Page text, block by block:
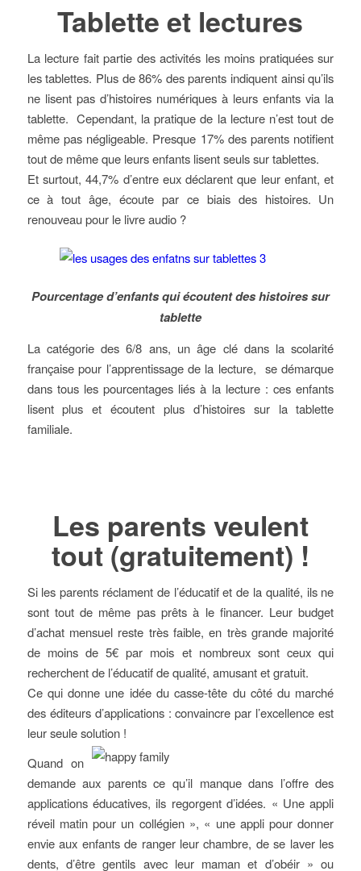
Tablette et lectures
La lecture fait partie des activités les moins pratiquées sur
les tablettes. Plus de 86% des parents indiquent ainsi qu’ils
ne lisent pas d’histoires numériques à leurs enfants via la
tablette. Cependant, la pratique de la lecture n’est tout de
même pas négligeable. Presque 17% des parents notifient
tout de même que leurs enfants lisent seuls sur tablettes.
Et surtout, 44,7% d’entre eux déclarent que leur enfant, et
ce à tout âge, écoute par ce biais des histoires. Un
renouveau pour le livre audio ?
Pourcentage d’enfants qui écoutent des histoires sur
tablette
La catégorie des 6/8 ans, un âge clé dans la scolarité
française pour l’apprentissage de la lecture, se démarque
dans tous les pourcentages liés à la lecture : ces enfants
lisent plus et écoutent plus d’histoires sur la tablette
familiale.
Les parents veulent
tout (gratuitement) !
Si les parents réclament de l’éducatif et de la qualité, ils ne
sont tout de même pas prêts à le financer. Leur budget
d’achat mensuel reste très faible, en très grande majorité
de moins de 5€ par mois et nombreux sont ceux qui
recherchent de l’éducatif de qualité, amusant et gratuit.
Ce qui donne une idée du casse-tête du côté du marché
des éditeurs d’applications : convaincre par l’excellence est
leur seule solution !
Quand on
demande aux parents ce qu’il manque dans l’offre des
applications éducatives, ils regorgent d’idées. « Une appli
réveil matin pour un collégien », « une appli pour donner
envie aux enfants de ranger leur chambre, de se laver les
dents, d’être gentils avec leur maman et d’obéir » ou